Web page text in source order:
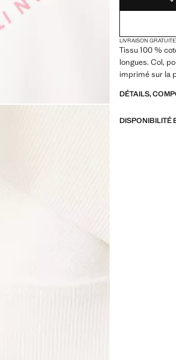
LIVRAISON
Tissu 100 %
longues. Col,
imprimé sur la
DÉTAILS,
DISPONIBILITÉ